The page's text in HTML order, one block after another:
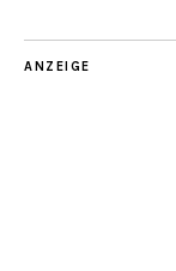
ANZEIGE